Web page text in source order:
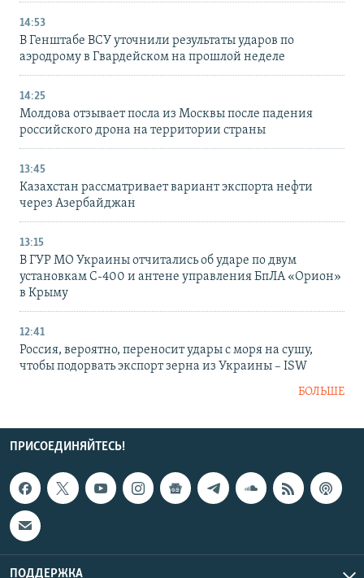
14:53
В Генштабе ВСУ уточнили результаты ударов по
аэродрому в Гвардейском на прошлой неделе
14:25
Молдова отзывает посла из Москвы после падения
российского дрона на территории страны
13:45
Казахстан рассматривает вариант экспорта нефти
через Азербайджан
13:15
В ГУР МО Украины отчитались об ударе по двум
установкам С-400 и антене управления БпЛА «Орион»
в Крыму
12:41
Россия, вероятно, переносит удары с моря на сушу,
чтобы подорвать экспорт зерна из Украины – ISW
БОЛЬШЕ
ПРИСОЕДИНЯЙТЕСЬ!
ПОДДЕРЖКА